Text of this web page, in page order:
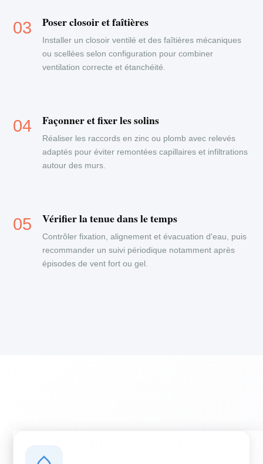
Poser closoir et faîtières
Installer un closoir ventilé et des faîtières mécaniques
ou scellées selon configuration pour combiner
ventilation correcte et étanchéité.
Façonner et fixer les solins
Réaliser les raccords en zinc ou plomb avec relevés
adaptés pour éviter remontées capillaires et infiltrations
autour des murs.
Vérifier la tenue dans le temps
Contrôler fixation, alignement et évacuation d'eau, puis
recommander un suivi périodique notamment après
épisodes de vent fort ou gel.